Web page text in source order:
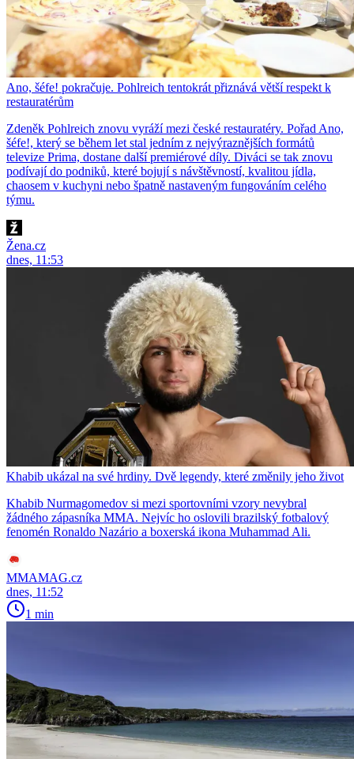
Ano, šéfe! pokračuje. Pohlreich tentokrát přiznává větší respekt k
restauratérům
Zdeněk Pohlreich znovu vyráží mezi české restauratéry. Pořad Ano,
šéfe!, který se během let stal jedním z nejvýraznějších formátů
televize Prima, dostane další premiérové díly. Diváci se tak znovu
podívají do podniků, které bojují s návštěvností, kvalitou jídla,
chaosem v kuchyni nebo špatně nastaveným fungováním celého
týmu.
Žena.cz
dnes, 11:53
Khabib ukázal na své hrdiny. Dvě legendy, které změnily jeho život
Khabib Nurmagomedov si mezi sportovními vzory nevybral
žádného zápasníka MMA. Nejvíc ho oslovili brazilský fotbalový
fenomén Ronaldo Nazário a boxerská ikona Muhammad Ali.
MMAMAG.cz
dnes, 11:52
1 min